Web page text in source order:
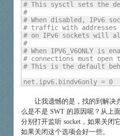
# This sysctl sets the
#
# When disabled, IPv6
# traffic with addresses
# on IPv6 sockets will
#
# When IPV6_V6ONLY is
# connections must
# This is the default
net.ipv6.bindv6only = 0
让我遗憾的是，找的到解决
么是不是 SWT 的原因呢？从上
分别打开监听 socket，如果关闭
如果关闭这个选项会好一些。